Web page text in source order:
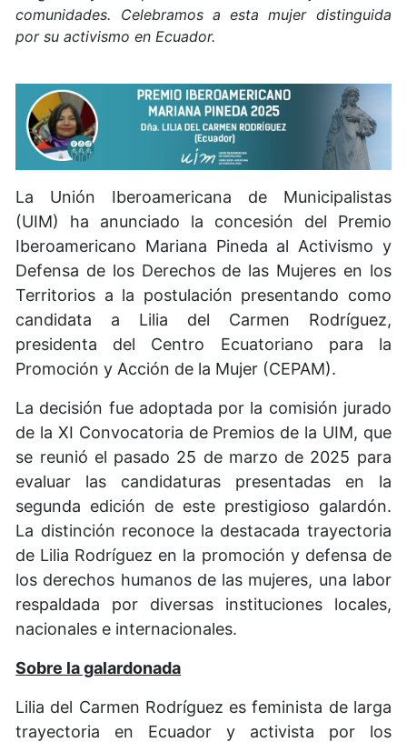
comunidades. Celebramos a esta mujer distinguida
por su activismo en Ecuador.
La Unión Iberoamericana de Municipalistas
(UIM) ha anunciado la concesión del Premio
Iberoamericano Mariana Pineda al Activismo y
Defensa de los Derechos de las Mujeres en los
Territorios a la postulación presentando como
candidata a Lilia del Carmen Rodríguez,
presidenta del Centro Ecuatoriano para la
Promoción y Acción de la Mujer (CEPAM).
La decisión fue adoptada por la comisión jurado
de la XI Convocatoria de Premios de la UIM, que
se reunió el pasado 25 de marzo de 2025 para
evaluar las candidaturas presentadas en la
segunda edición de este prestigioso galardón.
La distinción reconoce la destacada trayectoria
de Lilia Rodríguez en la promoción y defensa de
los derechos humanos de las mujeres, una labor
respaldada por diversas instituciones locales,
nacionales e internacionales.
Sobre la galardonada
Lilia del Carmen Rodríguez es feminista de larga
trayectoria en Ecuador y activista por los